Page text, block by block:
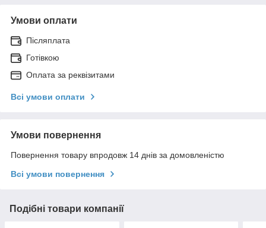
Умови оплати
Післяплата
Готівкою
Оплата за реквізитами
Всі умови оплати
Умови повернення
Повернення товару впродовж 14 днів за домовленістю
Всі умови повернення
Подібні товари компанії